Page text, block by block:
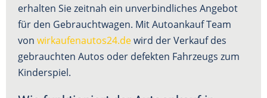
erhalten Sie zeitnah ein unverbindliches Angebot
für den Gebrauchtwagen. Mit Autoankauf Team
von wirkaufenautos24.dewird der Verkauf des
gebrauchten Autos oder defekten Fahrzeugs zum
Kinderspiel.